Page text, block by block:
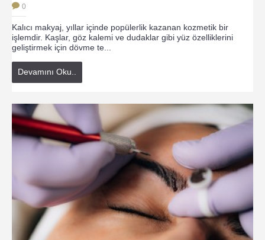
0
Kalıcı makyaj, yıllar içinde popülerlik kazanan kozmetik bir
işlemdir. Kaşlar, göz kalemi ve dudaklar gibi yüz özelliklerini
geliştirmek için dövme te...
Devamını Oku..